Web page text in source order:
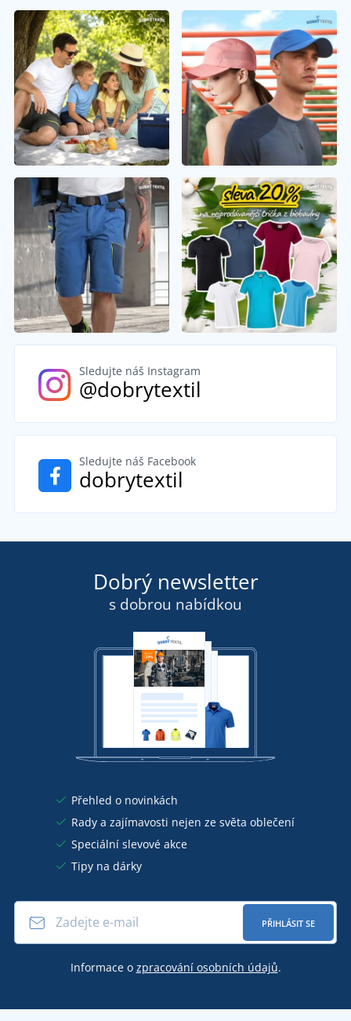
Sledujte náš Instagram
@dobrytextil
Sledujte náš Facebook
dobrytextil
Dobrý newsletter
s dobrou nabídkou
Přehled o novinkách
Rady a zajímavosti nejen ze světa oblečení
Speciální slevové akce
Tipy na dárky
PŘIHLÁSIT SE
Informace o zpracování osobních údajů.